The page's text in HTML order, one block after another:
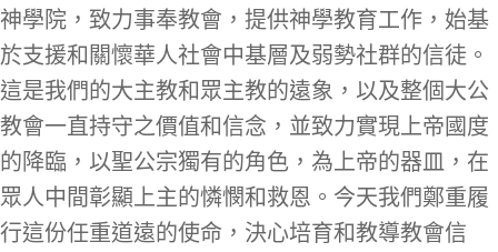
神學院，致力事奉教會，提供神學教育工作，始基
於支援和關懷華人社會中基層及弱勢社群的信徒。
這是我們的大主教和眾主教的遠象，以及整個大公
教會一直持守之價值和信念，並致力實現上帝國度
的降臨，以聖公宗獨有的角色，為上帝的器皿，在
眾人中間彰顯上主的憐憫和救恩。今天我們鄭重履
行這份任重道遠的使命，決心培育和教導教會信